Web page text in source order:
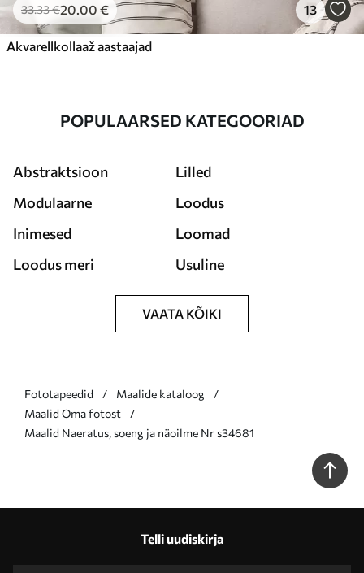
33.33€20 .00 € 13
Akvarellkollaaž aastaajad
POPULAARSED KATEGOORIAD
Abstraktsioon
Lilled
Modulaarne
Loodus
Inimesed
Loomad
Loodus meri
Usuline
VAATA KÕIKI
Fototapeedid
Maalide kataloog
Maalid Oma fotost
Maalid Naeratus, soeng ja näoilme Nr s34681
Telli uudiskirja